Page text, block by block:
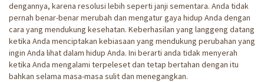
dengannya, karena resolusi lebih seperti janji sementara. Anda tidak
pernah benar-benar merubah dan mengatur gaya hidup Anda dengan
cara yang mendukung kesehatan. Keberhasilan yang langgeng datang
ketika Anda menciptakan kebiasaan yang mendukung perubahan yang
ingin Anda lihat dalam hidup Anda. Ini berarti anda tidak menyerah
ketika Anda mengalami terpeleset dan tetap bertahan dengan itu
bahkan selama masa-masa sulit dan menegangkan.